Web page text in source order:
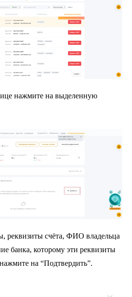
нажмите на выделенную
реквизиты счёта, ФИО владельца
банка, которому эти реквизиты
на “Подтвердить”.